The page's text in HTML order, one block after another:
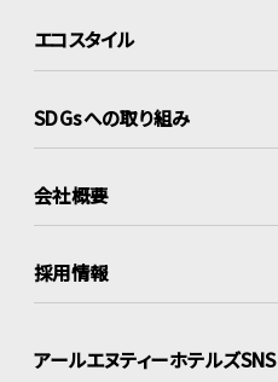
エコスタイル
SDGsへの取り組み
会社概要
採用情報
アールエヌティーホテルズSNS